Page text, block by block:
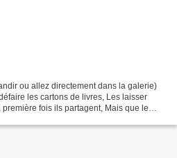
ou allez directement dans la galerie)
les cartons de livres, Les laisser
fois ils partagent, Mais que le